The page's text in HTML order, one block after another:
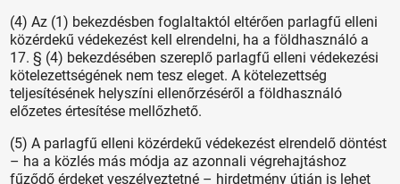
(4) Az (1) bekezdésben foglaltaktól eltérően parlagfű elleni
közérdekű védekezést kell elrendelni, ha a földhasználó a
17. § (4) bekezdésében szereplő parlagfű elleni védekezési
kötelezettségének nem tesz eleget. A kötelezettség
teljesítésének helyszíni ellenőrzéséről a földhasználó
előzetes értesítése mellőzhető.
(5) A parlagfű elleni közérdekű védekezést elrendelő döntést
– ha a közlés más módja az azonnali végrehajtáshoz
fűződő érdeket veszélyeztetné – hirdetmény útján is lehet